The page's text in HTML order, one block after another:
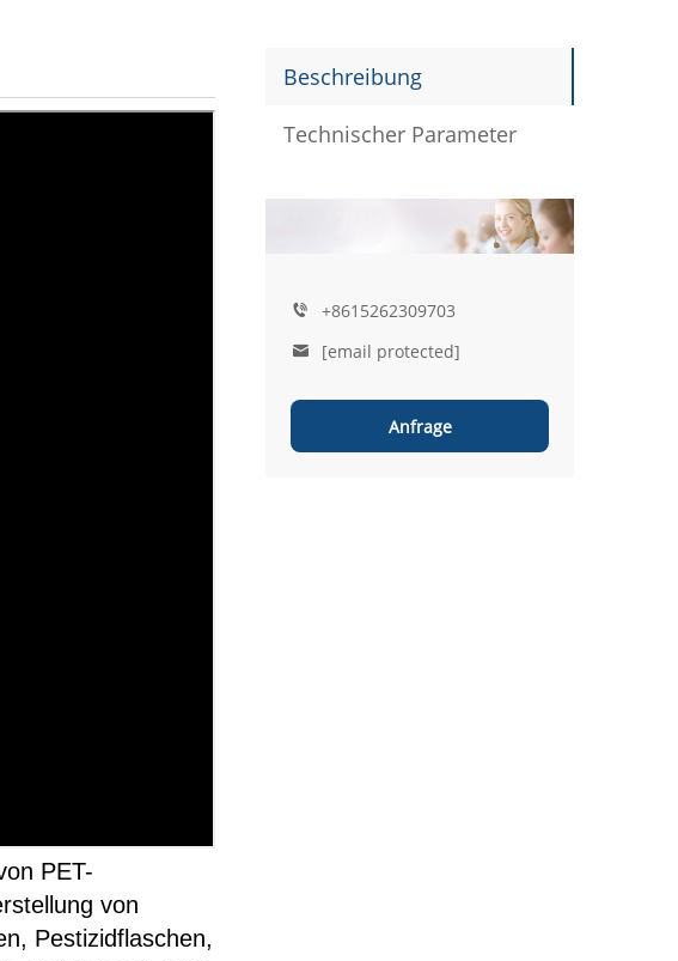
Beschreibung
Technischer Parameter
+8615262309703
[email protected]
Anfrage
PET-
von
Pestizidflaschen,